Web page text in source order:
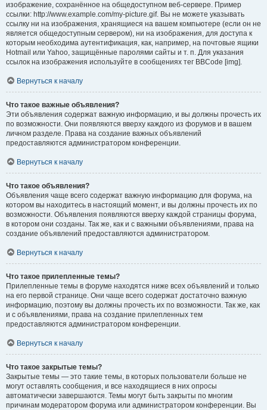
изображение, сохранённое на общедоступном веб-сервере. Пример
ссылки: http://www.example.com/my-picture.gif. Вы не можете указывать
ссылку ни на изображения, хранящиеся на вашем компьютере (если он не
является общедоступным сервером), ни на изображения, для доступа к
которым необходима аутентификация, как, например, на почтовые ящики
Hotmail или Yahoo, защищённые паролями сайты и т. п. Для указания
ссылок на изображения используйте в сообщениях тег BBCode [img].
Вернуться к началу
Что такое важные объявления?
Эти объявления содержат важную информацию, и вы должны прочесть их
по возможности. Они появляются вверху каждого из форумов и в вашем
личном разделе. Права на создание важных объявлений
предоставляются администратором конференции.
Вернуться к началу
Что такое объявления?
Объявления чаще всего содержат важную информацию для форума, на
котором вы находитесь в настоящий момент, и вы должны прочесть их по
возможности. Объявления появляются вверху каждой страницы форума,
в котором они созданы. Так же, как и с важными объявлениями, права на
создание объявлений предоставляются администратором.
Вернуться к началу
Что такое прилепленные темы?
Прилепленные темы в форуме находятся ниже всех объявлений и только
на его первой странице. Они чаще всего содержат достаточно важную
информацию, поэтому вы должны прочесть их по возможности. Так же, как
и с объявлениями, права на создание прилепленных тем
предоставляются администратором конференции.
Вернуться к началу
Что такое закрытые темы?
Закрытые темы — это такие темы, в которых пользователи больше не
могут оставлять сообщения, и все находящиеся в них опросы
автоматически завершаются. Темы могут быть закрыты по многим
причинам модератором форума или администратором конференции. Вы